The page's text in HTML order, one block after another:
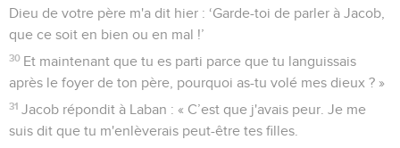
Dieu de votre père m'a dit hier : ‘Garde-toi de parler à Jacob,
que ce soit en bien ou en mal !’
30 Et maintenant que tu es parti parce que tu languissais
après le foyer de ton père, pourquoi as-tu volé mes dieux ? »
31 Jacob répondit à Laban : « C’est que j'avais peur. Je me
suis dit que tu m'enlèverais peut-être tes filles.